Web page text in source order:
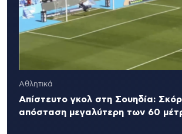
Αθλητικά
Απίστευτο γκολ στη Σουηδία:
απόσταση μεγαλύτερη των 60